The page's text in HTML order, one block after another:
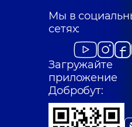
Мы в
сетях:
Загружайте
приложение
Добробут: